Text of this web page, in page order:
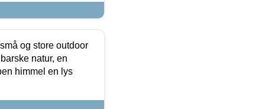
og store outdoor
natur, en
himmel en lys